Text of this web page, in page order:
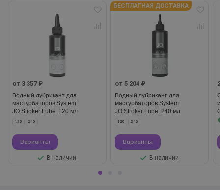
от 3 357 ₽
Водный лубрикант для
мастурбаторов System
JO Stroker Lube, 120 мл
120 240
Варианты
В наличии
БЕСПЛАТНАЯ ДОСТАВКА
от 5 204 ₽
Водный лубрикант для
мастурбаторов System
JO Stroker Lube, 240 мл
120 240
Варианты
В наличии